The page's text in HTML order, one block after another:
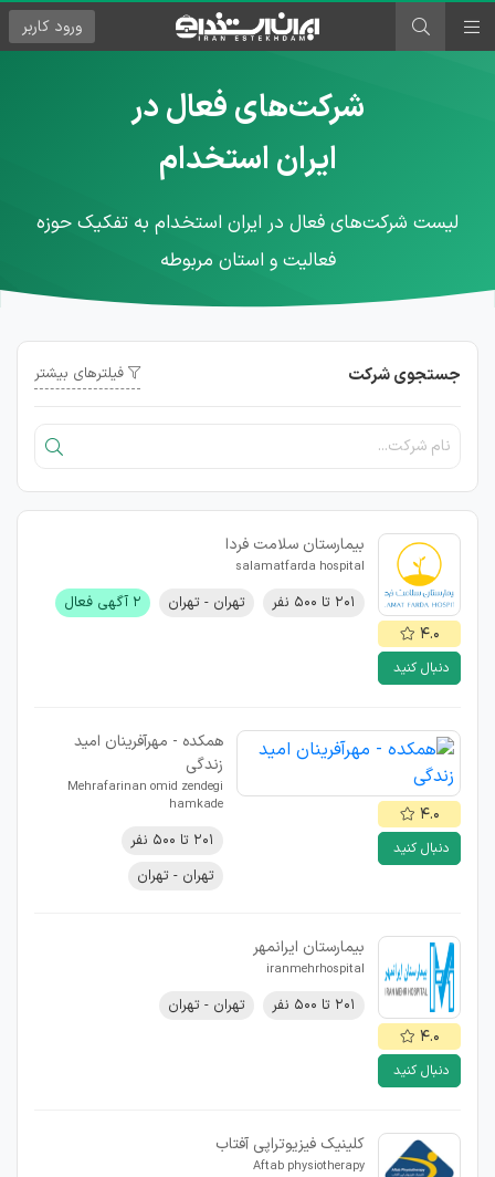
ورود کاربر
شرکت‌های فعال در
ایران استخدام
لیست شرکت‌های فعال در ایران استخدام به تفکیک حوزه
فعالیت و استان مربوطه
جستجوی شرکت فیلترهای بیشتر
۴.۰
دنبال کنید
بيمارستان سلامت فردا
salamatfarda hospital
۲۰۱ تا ۵۰۰ نفر تهران - تهران ۲ آگهی فعال
۴.۰
دنبال کنید
همکده - مهرآفرینان امید
زندگی
Mehrafarinan omid zendegi
hamkade
۲۰۱ تا ۵۰۰ نفر
تهران - تهران
۴.۰
دنبال کنید
بیمارستان ایرانمهر
iranmehrhospital
۲۰۱ تا ۵۰۰ نفر تهران - تهران
کلینیک فیزیوتراپی آفتاب
Aftab physiotherapy